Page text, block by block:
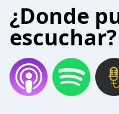
¿Donde
escuchar?